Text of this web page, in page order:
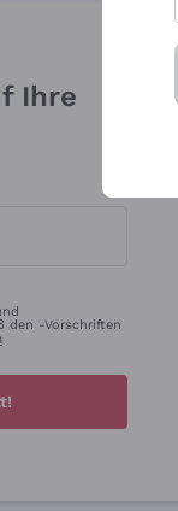
Ihre
den -Vorschriften